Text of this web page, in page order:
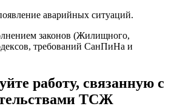
аварийных ситуаций.
законов (Жилищного,
требований СанПиНа и
работу, связанную с
ТСЖ